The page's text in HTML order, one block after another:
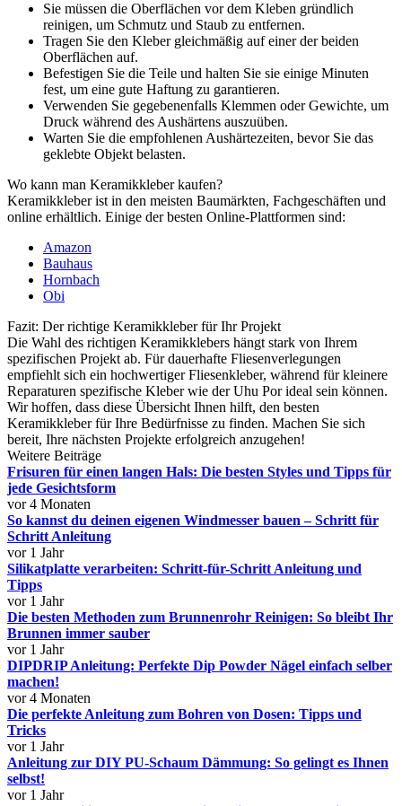
Sie müssen die Oberflächen vor dem Kleben gründlich
reinigen, um Schmutz und Staub zu entfernen.
Tragen Sie den Kleber gleichmäßig auf einer der beiden
Oberflächen auf.
Befestigen Sie die Teile und halten Sie sie einige Minuten
fest, um eine gute Haftung zu garantieren.
Verwenden Sie gegebenenfalls Klemmen oder Gewichte, um
Druck während des Aushärtens auszuüben.
Warten Sie die empfohlenen Aushärtezeiten, bevor Sie das
geklebte Objekt belasten.
Wo kann man Keramikkleber kaufen?
Keramikkleber ist in den meisten Baumärkten, Fachgeschäften und
online erhältlich. Einige der besten Online-Plattformen sind:
Amazon
Bauhaus
Hornbach
Obi
Fazit: Der richtige Keramikkleber für Ihr Projekt
Die Wahl des richtigen Keramikklebers hängt stark von Ihrem
spezifischen Projekt ab. Für dauerhafte Fliesenverlegungen
empfiehlt sich ein hochwertiger Fliesenkleber, während für kleinere
Reparaturen spezifische Kleber wie der Uhu Por ideal sein können.
Wir hoffen, dass diese Übersicht Ihnen hilft, den besten
Keramikkleber für Ihre Bedürfnisse zu finden. Machen Sie sich
bereit, Ihre nächsten Projekte erfolgreich anzugehen!
Weitere Beiträge
Frisuren für einen langen Hals: Die besten Styles und Tipps für
jede Gesichtsform
vor 4 Monaten
So kannst du deinen eigenen Windmesser bauen – Schritt für
Schritt Anleitung
vor 1 Jahr
Silikatplatte verarbeiten: Schritt-für-Schritt Anleitung und
Tipps
vor 1 Jahr
Die besten Methoden zum Brunnenrohr Reinigen: So bleibt Ihr
Brunnen immer sauber
vor 1 Jahr
DIPDRIP Anleitung: Perfekte Dip Powder Nägel einfach selber
machen!
vor 4 Monaten
Die perfekte Anleitung zum Bohren von Dosen: Tipps und
Tricks
vor 1 Jahr
Anleitung zur DIY PU-Schaum Dämmung: So gelingt es Ihnen
selbst!
vor 1 Jahr